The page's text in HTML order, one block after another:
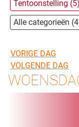
Tentoonstelling (5)
Alle categorieën
VORIGE DAG
VOLGENDE DAG